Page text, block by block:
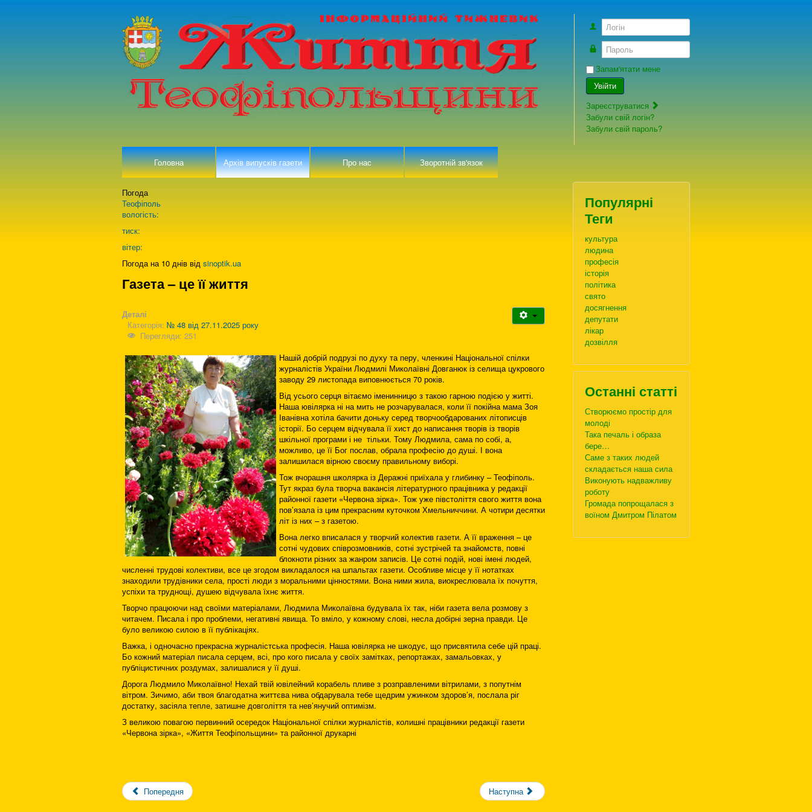
Логін
Пароль
Запам'ятати мене
Увійти
Зареєструватися
Забули свій логін?
Забули свій пароль?
Головна Архів випусків газети Про нас Зворотній зв'язок
Погода
Теофіполь
вологість:
тиск:
вітер:
Погода на 10 днів від sinoptik.ua
Газета – це її життя
Деталі
Категорія: № 48 від 27.11.2025 року
Перегляди: 251
Нашій добрій подрузі по духу та перу, членкині Національної спілки
журналістів України Людмилі Миколаївні Довганюк із селища цукрового
заводу 29 листопада виповнюється 70 років.
Від усього серця вітаємо іменинницю з такою гарною подією у житті.
Наша ювілярка ні на мить не розчарувалася, коли її покійна мама Зоя
Іванівна хотіла бачити доньку серед творчообдарованих літописців
історії. Бо серцем відчувала її хист до написання творів із творів
шкільної програми і не тільки. Тому Людмила, сама по собі, а,
можливо, це її Бог послав, обрала професію до душі. І вона
залишилася вірною своєму правильному виборі.
Тож вчорашня школярка із Деражні приїхала у глибинку – Теофіполь.
Тут якраз була творча вакансія літературного працівника у редакції
районної газети «Червона зірка». Тож уже півстоліття свого життя вона
пов’язала із цим прекрасним куточком Хмельниччини. А чотири десятки
літ із них – з газетою.
Вона легко вписалася у творчий колектив газети. А її враження – це
сотні чудових співрозмовників, сотні зустрічей та знайомств, повні
блокноти різних за жанром записів. Це сотні подій, нові імені людей,
численні трудові колективи, все це згодом викладалося на шпальтах газети. Особливе місце у її нотатках
знаходили трудівники села, прості люди з моральними цінностями. Вона ними жила, виокреслювала їх почуття,
успіхи та труднощі, душею відчувала їхнє життя.
Творчо працюючи над своїми матеріалами, Людмила Миколаївна будувала їх так, ніби газета вела розмову з
читачем. Писала і про проблеми, негативні явища. То вміло, у кожному слові, несла добірні зерна правди. Це
було великою силою в її публікаціях.
Важка, і одночасно прекрасна журналістська професія. Наша ювілярка не шкодує, що присвятила себе цій праці.
Бо кожний матеріал писала серцем, всі, про кого писала у своїх замітках, репортажах, замальовках, у
публіцистичних роздумах, залишалися у її душі.
Дорога Людмило Миколаївно! Нехай твій ювілейний корабель пливе з розправленими вітрилами, з попутнім
вітром. Зичимо, аби твоя благодатна життєва нива обдарувала тебе щедрим ужинком здоров’я, послала ріг
достатку, засіяла тепле, затишне довголіття та нев’янучий оптимізм.
З великою повагою первинний осередок Національної спілки журналістів, колишні працівники редакції газети
«Червона зірка», «Життя Теофіпольщини» та районної друкарні
Попередня Наступна
Популярні
Теги
культура
людина
професія
історія
політика
свято
досягнення
депутати
лікар
дозвілля
Останні статті
Створюємо простір для
молоді
Така печаль і образа
бере…
Саме з таких людей
складається наша сила
Виконують надважливу
роботу
Громада попрощалася з
воїном Дмитром Пілатом